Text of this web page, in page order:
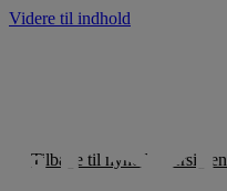
Videre til indhold
Tilbage til nyhedsoversigten